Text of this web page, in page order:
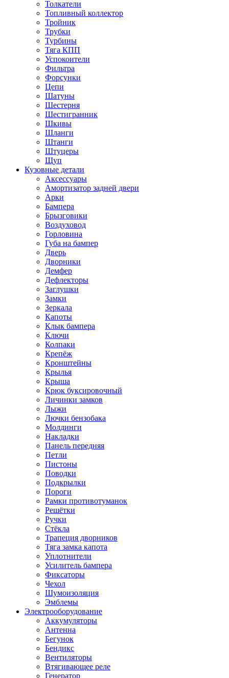
Толкатели
Топливный коллектор
Тройник
Трубки
Турбины
Тяга КПП
Успокоители
Фильтра
Форсунки
Цепи
Шатуны
Шестерня
Шестигранник
Шкивы
Шланги
Штанги
Штуцеры
Щуп
Кузовные детали
Аксессуары
Амортизатор задней двери
Арки
Бампера
Брызговики
Воздуховод
Горловина
Губа на бампер
Дверь
Дворники
Демфер
Дефлекторы
Заглушки
Замки
Зеркала
Капоты
Клык бампера
Ключи
Колпаки
Крепёж
Кронштейны
Крылья
Крыша
Крюк буксировочный
Личинки замков
Лыжи
Лючки бензобака
Молдинги
Накладки
Панель передняя
Петли
Пистоны
Поводки
Подкрылки
Пороги
Рамки противотуманок
Решётки
Ручки
Стёкла
Трапеция дворников
Тяга замка капота
Уплотнители
Усилитель бампера
Фиксаторы
Чехол
Шумоизоляция
Эмблемы
Электрооборудование
Аккумуляторы
Антенна
Бегунок
Бендикс
Вентиляторы
Втягивающее реле
Генератор